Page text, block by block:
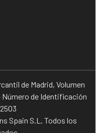
de Madrid, Volumen
Número de Identificación
Spain S.L. Todos los